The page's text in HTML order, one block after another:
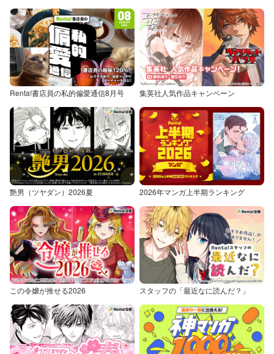
Renta!書店員の私的偏愛通信8月号 集英社人気作品キャンペーン
艶男（ツヤダン）2026夏 2026年マンガ上半期ランキング
この令嬢が推せる2026 スタッフの「最近なに読んだ？」